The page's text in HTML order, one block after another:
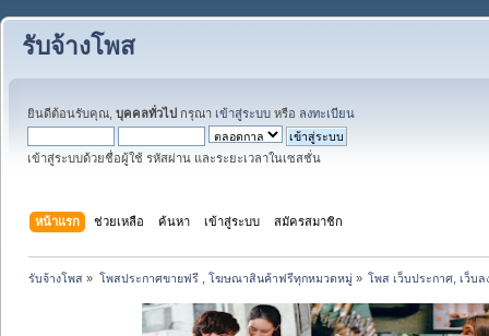
รับจ้างโพส
ยินดีต้อนรับคุณ, บุคคลทั่วไป กรุณา เข้าสู่ระบบ หรือ ลงทะเบียน
เข้าสู่ระบบด้วยชื่อผู้ใช้ รหัสผ่าน และระยะเวลาในเซสชั่น
หน้าแรก ช่วยเหลือ ค้นหา เข้าสู่ระบบ สมัครสมาชิก
รับจ้างโพส » โพสประกาศขายฟรี , โฆษณาสินค้าฟรีทุกหมวดหมู่» โพส เว็บประกาศ, เว็บ